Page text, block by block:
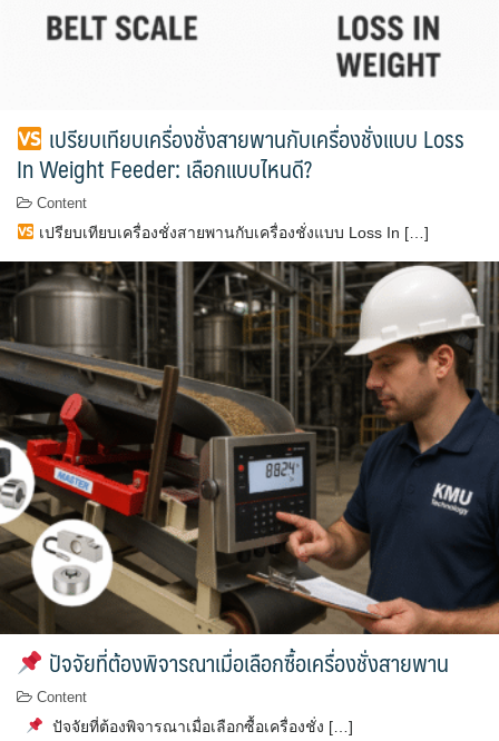
เปรียบเทียบเครื่องชั่งสายพานกับเครื่องชั่งแบบ Loss
In Weight Feeder: เลือกแบบไหนดี?
Content
เปรียบเทียบเครื่องชั่งสายพานกับเครื่องชั่งแบบ Loss In […]
ปัจจัยที่ต้องพิจารณาเมื่อเลือกซื้อเครื่องชั่งสายพาน
Content
ปัจจัยที่ต้องพิจารณาเมื่อเลือกซื้อเครื่องชั่ง […]